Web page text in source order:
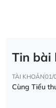
Tin bài
TÀI KHOẢN01/
Cùng Tiểu